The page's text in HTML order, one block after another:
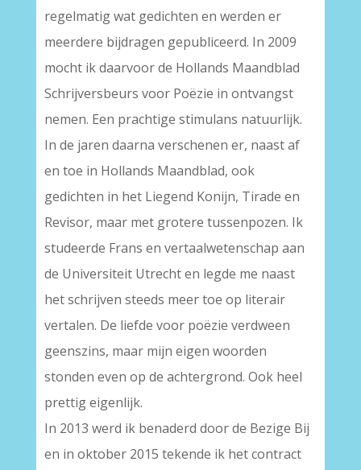
regelmatig wat gedichten en werden er
meerdere bijdragen gepubliceerd. In 2009
mocht ik daarvoor de Hollands Maandblad
Schrijversbeurs voor Poëzie in ontvangst
nemen. Een prachtige stimulans natuurlijk.
In de jaren daarna verschenen er, naast af
en toe in Hollands Maandblad, ook
gedichten in het Liegend Konijn, Tirade en
Revisor, maar met grotere tussenpozen. Ik
studeerde Frans en vertaalwetenschap aan
de Universiteit Utrecht en legde me naast
het schrijven steeds meer toe op literair
vertalen. De liefde voor poëzie verdween
geenszins, maar mijn eigen woorden
stonden even op de achtergrond. Ook heel
prettig eigenlijk.
In 2013 werd ik benaderd door de Bezige Bij
en in oktober 2015 tekende ik het contract